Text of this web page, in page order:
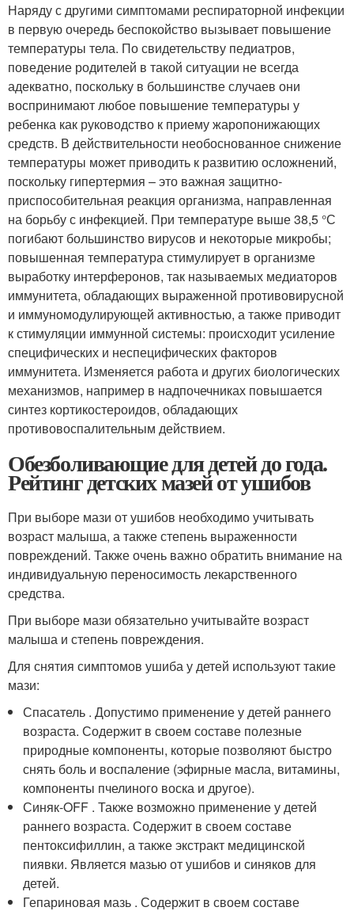
Наряду с другими симптомами респираторной инфекции
в первую очередь беспокойство вызывает повышение
температуры тела. По свидетельству педиатров,
поведение родителей в такой ситуации не всегда
адекватно, поскольку в большинстве случаев они
воспринимают любое повышение температуры у
ребенка как руководство к приему жаропонижающих
средств. В действительности необоснованное снижение
температуры может приводить к развитию осложнений,
поскольку гипертермия – это важная защитно-
приспособительная реакция организма, направленная
на борьбу с инфекцией. При температуре выше 38,5 °С
погибают большинство вирусов и некоторые микробы;
повышенная температура стимулирует в организме
выработку интерферонов, так называемых медиаторов
иммунитета, обладающих выраженной противовирусной
и иммуномодулирующей активностью, а также приводит
к стимуляции иммунной системы: происходит усиление
специфических и неспецифических факторов
иммунитета. Изменяется работа и других биологических
механизмов, например в надпочечниках повышается
синтез кортикостероидов, обладающих
противовоспалительным действием.
Обезболивающие для детей до года.
Рейтинг детских мазей от ушибов
При выборе мази от ушибов необходимо учитывать
возраст малыша, а также степень выраженности
повреждений. Также очень важно обратить внимание на
индивидуальную переносимость лекарственного
средства.
При выборе мази обязательно учитывайте возраст
малыша и степень повреждения.
Для снятия симптомов ушиба у детей используют такие
мази:
Спасатель . Допустимо применение у детей раннего
возраста. Содержит в своем составе полезные
природные компоненты, которые позволяют быстро
снять боль и воспаление (эфирные масла, витамины,
компоненты пчелиного воска и другое).
Синяк-OFF . Также возможно применение у детей
раннего возраста. Содержит в своем составе
пентоксифиллин, а также экстракт медицинской
пиявки. Является мазью от ушибов и синяков для
детей.
Гепариновая мазь . Содержит в своем составе